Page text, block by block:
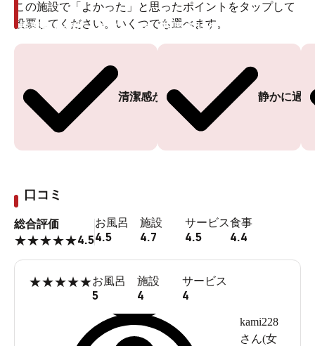
この施設で「よかった」と思ったポイントをタップして
投票してください。いくつでも選べます。
清潔感がある
投票ありがとうございます
静かに過
投票ありがとうございます
口コミ
総合評価
★★★★★4.5
お風呂
4.5
施設
4.7
サービス
4.5
食事
4.4
★★★★★お風呂
5
施設
4
サービス
4
kami228
さん(女